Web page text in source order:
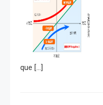
que […]